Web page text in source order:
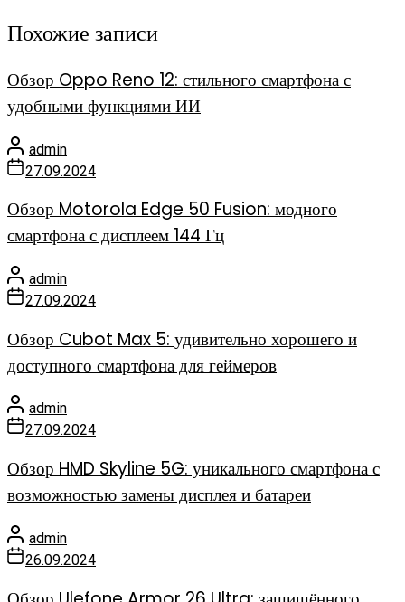
Похожие записи
Обзор Oppo Reno 12: стильного смартфона с
удобными функциями ИИ
admin
27.09.2024
Обзор Motorola Edge 50 Fusion: модного
смартфона с дисплеем 144 Гц
admin
27.09.2024
Обзор Cubot Max 5: удивительно хорошего и
доступного смартфона для геймеров
admin
27.09.2024
Обзор HMD Skyline 5G: уникального смартфона с
возможностью замены дисплея и батареи
admin
26.09.2024